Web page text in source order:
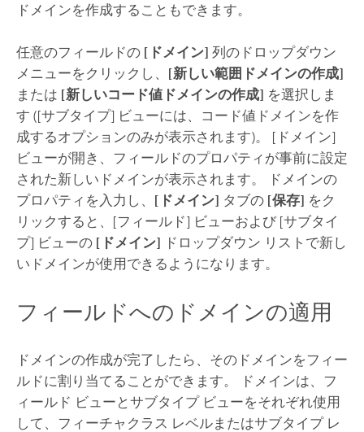
ドメインを作成することもできます。
任意のフィールドの [ドメイン] 列のドロップダウン
メニューをクリックし、 [新しい範囲ドメインの作成]
または [新しいコード値ドメインの作成] を選択しま
す ([サブタイプ] ビューには、コード値ドメインを作
成するオプションのみが表示されます)。 [ドメイン]
ビューが開き、フィールドのプロパティが事前に設定
された新しいドメインが表示されます。 ドメインの
プロパティを入力し、 [ドメイン] タブの [保存] をク
リックすると、[フィールド] ビューおよび [サブタイ
プ] ビューの [ドメイン] ドロップダウン リストで新し
いドメインが使用できるようになります。
フィールドへのドメインの適用
ドメインの作成が完了したら、そのドメインをフィー
ルドに割り当てることができます。 ドメインは、フ
ィールド ビューとサブタイプ ビューをそれぞれ使用
して、フィーチャクラス レベルまたはサブタイプ レ